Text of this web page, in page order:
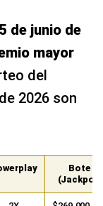
de junio de
mayor
del
2026 son
Bote
(Jackpot)